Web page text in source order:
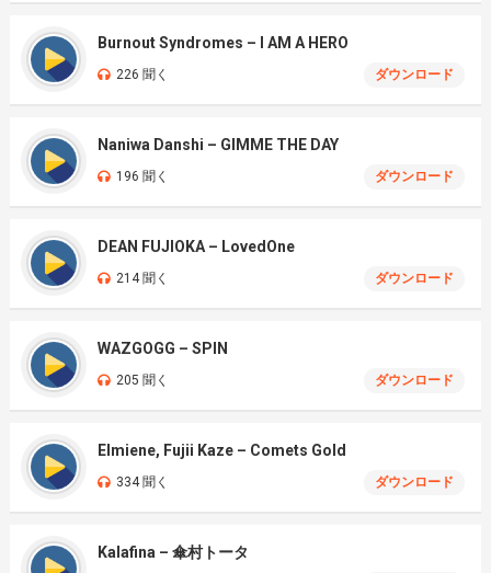
Burnout Syndromes – I AM A HERO
226 聞く ダウンロード
Naniwa Danshi – GIMME THE DAY
196 聞く ダウンロード
DEAN FUJIOKA – LovedOne
214 聞く ダウンロード
WAZGOGG – SPIN
205 聞く ダウンロード
Elmiene, Fujii Kaze – Comets Gold
334 聞く ダウンロード
Kalafina – 傘村トータ